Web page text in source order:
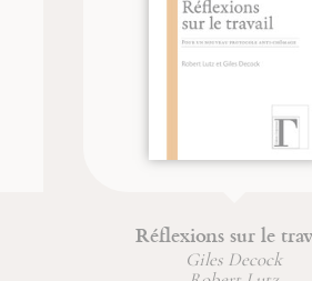
L'acoustique
l'unité sonore